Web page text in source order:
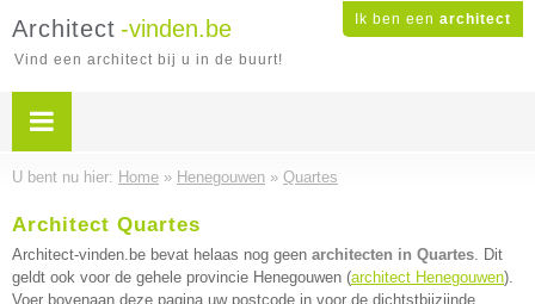
Ik ben een architect
Architect -vinden.be
Vind een architect bij u in de buurt!
U bent nu hier: Home » Henegouwen » Quartes
Architect Quartes
Architect-vinden.be bevat helaas nog geen architecten in Quartes. Dit
geldt ook voor de gehele provincie Henegouwen (architect Henegouwen).
Voer bovenaan deze pagina uw postcode in voor de dichtstbijzijnde